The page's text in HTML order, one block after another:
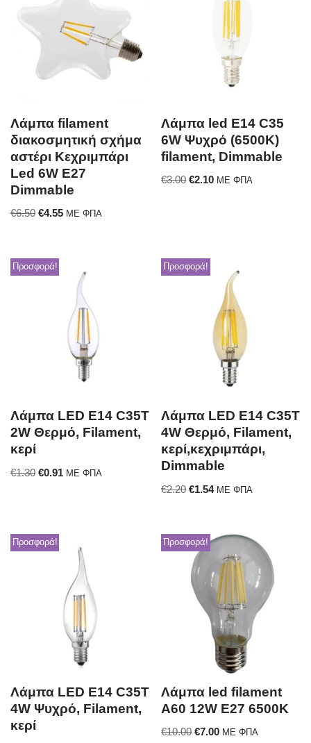
Λάμπα filament
διακοσμητική σχήμα
αστέρι Κεχριμπάρι
Led 6W E27
Dimmable
€6.50 €4.55 ΜΕ ΦΠΑ
Λάμπα led E14 C35
6W Ψυχρό (6500K)
filament, Dimmable
€3.00 €2.10 ΜΕ ΦΠΑ
Προσφορά!
Λάμπα LED E14 C35T
2W Θερμό, Filament,
κερί
€1.30 €0.91 ΜΕ ΦΠΑ
Προσφορά!
Λάμπα LED E14 C35T
4W Θερμό, Filament,
κερί,κεχριμπάρι,
Dimmable
€2.20 €1.54 ΜΕ ΦΠΑ
Προσφορά!
Λάμπα LED E14 C35T
4W Ψυχρό, Filament,
κερί
Προσφορά!
Λάμπα led filament
A60 12W E27 6500K
€10.00 €7.00 ΜΕ ΦΠΑ